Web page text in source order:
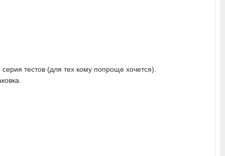
тестов (для тех кому попроще хочется).